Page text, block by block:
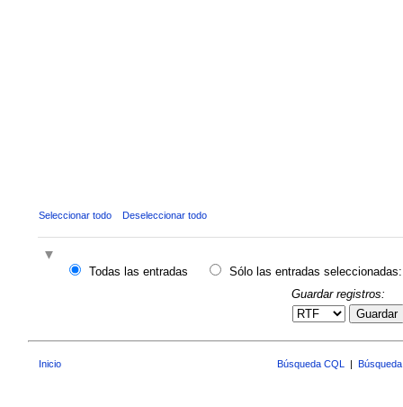
Seleccionar todo Deseleccionar todo
Todas las entradas
Sólo las entradas seleccionadas:
Guardar registros:
Guardar
Inicio Búsqueda CQL